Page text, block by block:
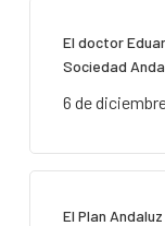
El doctor
Sociedad
6 de
El Plan